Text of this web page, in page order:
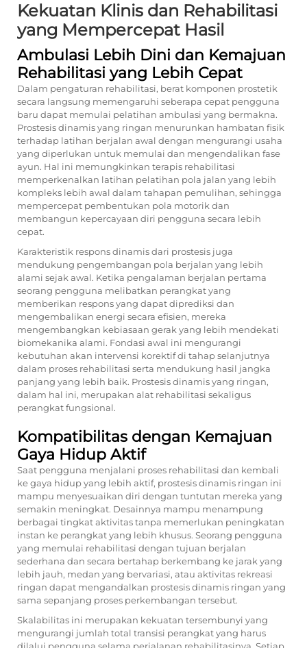
Kekuatan Klinis dan Rehabilitasi
yang Mempercepat Hasil
Ambulasi Lebih Dini dan Kemajuan
Rehabilitasi yang Lebih Cepat
Dalam pengaturan rehabilitasi, berat komponen prostetik
secara langsung memengaruhi seberapa cepat pengguna
baru dapat memulai pelatihan ambulasi yang bermakna.
Prostesis dinamis yang ringan menurunkan hambatan fisik
terhadap latihan berjalan awal dengan mengurangi usaha
yang diperlukan untuk memulai dan mengendalikan fase
ayun. Hal ini memungkinkan terapis rehabilitasi
memperkenalkan latihan pelatihan pola jalan yang lebih
kompleks lebih awal dalam tahapan pemulihan, sehingga
mempercepat pembentukan pola motorik dan
membangun kepercayaan diri pengguna secara lebih
cepat.
Karakteristik respons dinamis dari prostesis juga
mendukung pengembangan pola berjalan yang lebih
alami sejak awal. Ketika pengalaman berjalan pertama
seorang pengguna melibatkan perangkat yang
memberikan respons yang dapat diprediksi dan
mengembalikan energi secara efisien, mereka
mengembangkan kebiasaan gerak yang lebih mendekati
biomekanika alami. Fondasi awal ini mengurangi
kebutuhan akan intervensi korektif di tahap selanjutnya
dalam proses rehabilitasi serta mendukung hasil jangka
panjang yang lebih baik. Prostesis dinamis yang ringan,
dalam hal ini, merupakan alat rehabilitasi sekaligus
perangkat fungsional.
Kompatibilitas dengan Kemajuan
Gaya Hidup Aktif
Saat pengguna menjalani proses rehabilitasi dan kembali
ke gaya hidup yang lebih aktif, prostesis dinamis ringan ini
mampu menyesuaikan diri dengan tuntutan mereka yang
semakin meningkat. Desainnya mampu menampung
berbagai tingkat aktivitas tanpa memerlukan peningkatan
instan ke perangkat yang lebih khusus. Seorang pengguna
yang memulai rehabilitasi dengan tujuan berjalan
sederhana dan secara bertahap berkembang ke jarak yang
lebih jauh, medan yang bervariasi, atau aktivitas rekreasi
ringan dapat mengandalkan prostesis dinamis ringan yang
sama sepanjang proses perkembangan tersebut.
Skalabilitas ini merupakan kekuatan tersembunyi yang
mengurangi jumlah total transisi perangkat yang harus